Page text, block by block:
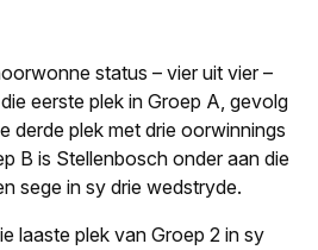
status – vier uit vier –
eerste plek in Groep A, gevolg
derde plek met drie oorwinnings
B is Stellenbosch onder aan die
sege in sy drie wedstryde.
laaste plek van Groep 2 in sy